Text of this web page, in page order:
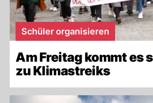
Schüler organisieren
Am Freitag kommt es
zu Klimastreiks